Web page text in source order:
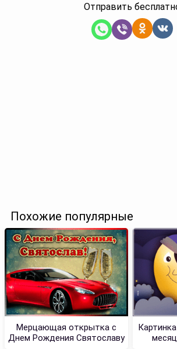
Отправить
Похожие популярные
Мерцающая открытка с
Днем Рождения Святославу